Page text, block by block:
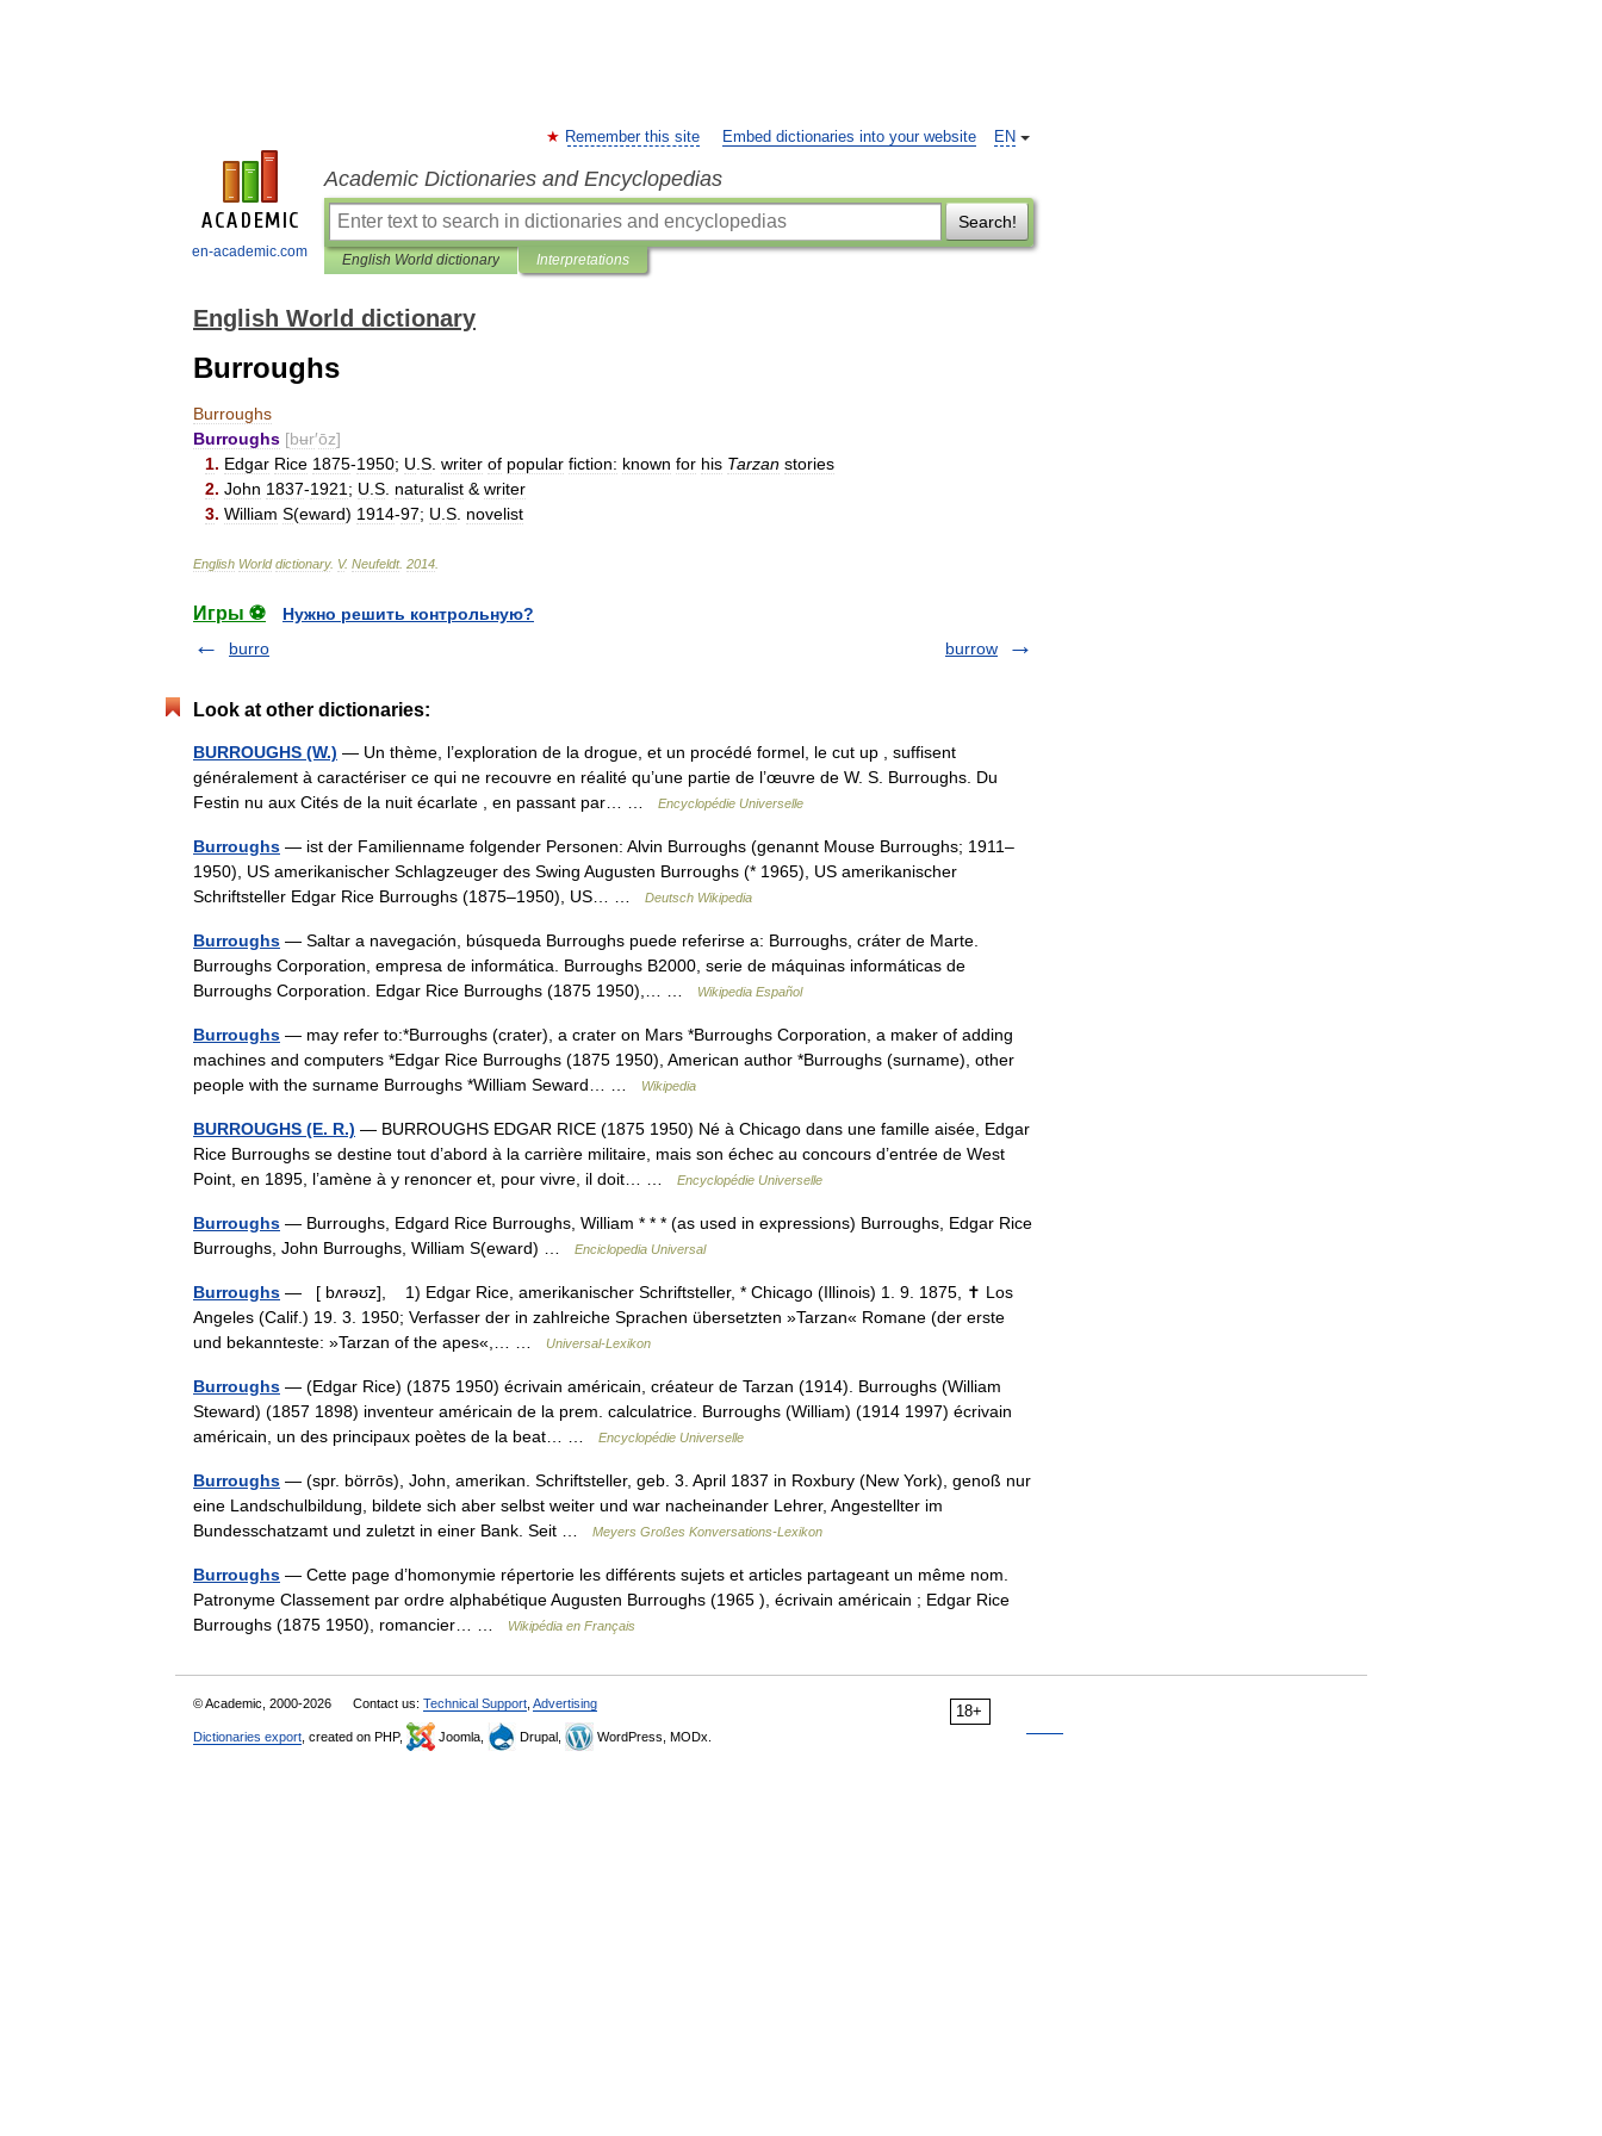
en-academic.com
EN
Remember this site Embed dictionaries into your website
Academic Dictionaries and Encyclopedias
Search!
English World dictionary Interpretations
English World dictionary
Burroughs
Burroughs
Burroughs [bʉr′ōz]
1. Edgar Rice 1875-1950; U S writer of popular fiction: known for his Tarzan stories
2. John 1837-1921 ; U S naturalist & writer
3. William S(eward) 1914-97; U S novelist
English World dictionary. V. Neufeldt. 2014
Игры ⚽
Нужно решить контрольную?
burro
burrow
Look at other dictionaries:
BURROUGHS (W.) — Un thème, l’exploration de la drogue, et un procédé formel, le cut up , suffisent
généralement à caractériser ce qui ne recouvre en réalité qu’une partie de l’œuvre de W. S. Burroughs. Du
Festin nu aux Cités de la nuit écarlate , en passant par… …
Encyclopédie Universelle
Burroughs — ist der Familienname folgender Personen: Alvin Burroughs (genannt Mouse Burroughs; 1911–
1950), US amerikanischer Schlagzeuger des Swing Augusten Burroughs (* 1965), US amerikanischer
Schriftsteller Edgar Rice Burroughs (1875–1950), US… …
Deutsch Wikipedia
Burroughs — Saltar a navegación, búsqueda Burroughs puede referirse a: Burroughs, cráter de Marte.
Burroughs Corporation, empresa de informática. Burroughs B2000, serie de máquinas informáticas de
Burroughs Corporation. Edgar Rice Burroughs (1875 1950),… …
Wikipedia Español
Burroughs — may refer to:*Burroughs (crater), a crater on Mars *Burroughs Corporation, a maker of adding
machines and computers *Edgar Rice Burroughs (1875 1950), American author *Burroughs (surname), other
people with the surname Burroughs *William Seward… …
Wikipedia
BURROUGHS (E. R.) — BURROUGHS EDGAR RICE (1875 1950) Né à Chicago dans une famille aisée, Edgar
Rice Burroughs se destine tout d’abord à la carrière militaire, mais son échec au concours d’entrée de West
Point, en 1895, l’amène à y renoncer et, pour vivre, il doit… …
Encyclopédie Universelle
Burroughs — Burroughs, Edgard Rice Burroughs, William * * * (as used in expressions) Burroughs, Edgar Rice
Burroughs, John Burroughs, William S(eward) …
Enciclopedia Universal
Burroughs — [ bʌrəʊz], 1) Edgar Rice, amerikanischer Schriftsteller, * Chicago (Illinois) 1. 9. 1875, ✝ Los
Angeles (Calif.) 19. 3. 1950; Verfasser der in zahlreiche Sprachen übersetzten »Tarzan« Romane (der erste
und bekannteste: »Tarzan of the apes«,… …
Universal-Lexikon
Burroughs — (Edgar Rice) (1875 1950) écrivain américain, créateur de Tarzan (1914). Burroughs (William
Steward) (1857 1898) inventeur américain de la prem. calculatrice. Burroughs (William) (1914 1997) écrivain
américain, un des principaux poètes de la beat… …
Encyclopédie Universelle
Burroughs — (spr. börrōs), John, amerikan. Schriftsteller, geb. 3. April 1837 in Roxbury (New York), genoß nur
eine Landschulbildung, bildete sich aber selbst weiter und war nacheinander Lehrer, Angestellter im
Bundesschatzamt und zuletzt in einer Bank. Seit …
Meyers Großes Konversations-Lexikon
Burroughs — Cette page d’homonymie répertorie les différents sujets et articles partageant un même nom.
Patronyme Classement par ordre alphabétique Augusten Burroughs (1965 ), écrivain américain ; Edgar Rice
Burroughs (1875 1950), romancier… …
Wikipédia en Français
18+
© Academic, 2000-2026 Contact us: Technical Support Advertising
Dictionaries export , created on PHP, Joomla, Drupal, WordPress, MODx.